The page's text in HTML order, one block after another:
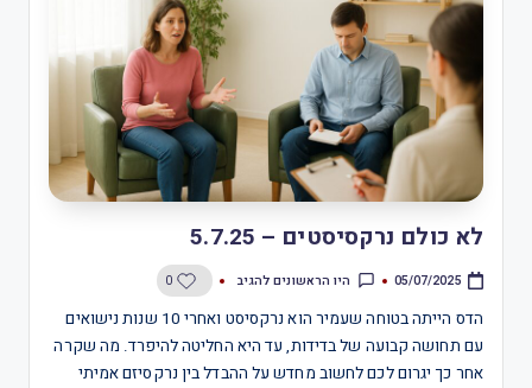
לא כולם נרקסיסטים – 5.7.25
05/07/2025 היו הראשונים להגיב 0
הדס הייתה בטוחה שעמיר הוא נרקסיסט ואחרי 10 שנות נישואים
עם תחושה קבועה של בדידות, עד היא החליטה להיפרד. מה שקרה
אחר כך יגרום לכם לחשוב מחדש על ההבדל בין נרקסיזם אמיתי